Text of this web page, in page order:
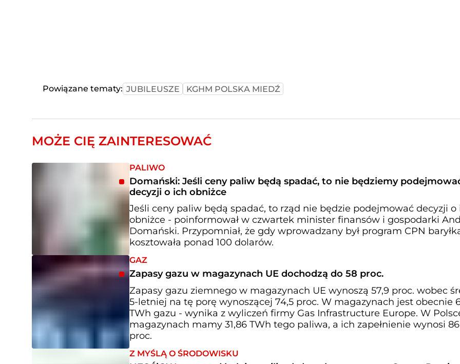
Powiązane tematy: JUBILEUSZE KGHM POLSKA MIEDŹ
MOŻE CIĘ ZAINTERESOWAĆ
PALIWO
Domański: Jeśli ceny paliw będą spadać, to nie będziemy
decyzji o ich obniżce
Jeśli ceny paliw będą spadać, to rząd nie będzie podejmować decyzji o
obniżce - poinformował w czwartek minister finansów i gospodarki
Domański. Przypomniał, że gdy wprowadzany był program CPN
kosztowała ponad 100 dolarów.
GAZ
Zapasy gazu w magazynach UE dochodzą do 58 proc.
Zapasy gazu ziemnego w magazynach UE wynoszą 57,9 proc. wobec
5-letniej na tę porę wynoszącej 74,5 proc. W magazynach jest obecnie
TWh gazu - wynika z wyliczeń firmy Gas Infrastructure Europe. W
magazynach mamy 31,86 TWh tego paliwa, a ich zapełnienie wynosi
proc.
Z MYŚLĄ O ŚRODOWISKU